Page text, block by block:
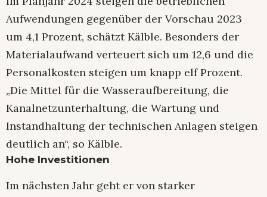
Aufwendungen gegenüber der Vorschau 2023
um 4,1 Prozent, schätzt Kälble. Besonders der
Materialaufwand verteuert sich um 12,6 und die
Personalkosten steigen um knapp elf Prozent.
„Die Mittel für die Wasseraufbereitung, die
Kanalnetzunterhaltung, die Wartung und
Instandhaltung der technischen Anlagen steigen
deutlich an“, so Kälble.
Hohe Investitionen
Im nächsten Jahr geht er von starker